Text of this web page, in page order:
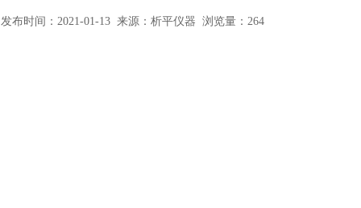
发布时间：2021-01-13 来源：析平仪器 浏览量：264